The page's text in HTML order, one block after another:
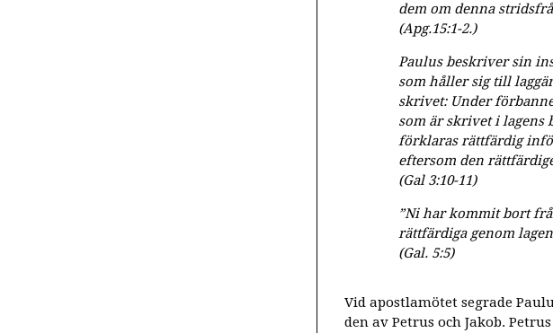
dem om denna
(Apg.15:1-2.)
Paulus beskriver sin
som håller sig till
skrivet: Under
som är skrivet i lagens
förklaras rättfärdig
eftersom den
(Gal 3:10-11)
”Ni har kommit bort
rättfärdiga genom
(Gal. 5:5)
Vid apostlamötet segrade
den av Petrus och Jakob.